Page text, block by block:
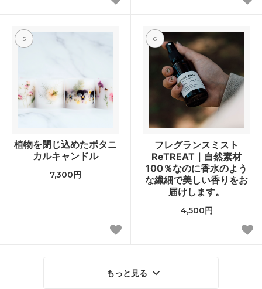
5
植物を閉じ込めたボタニ
カルキャンドル
7,300円
6
フレグランスミスト
ReTREAT｜自然素材
100％なのに香水のよう
な繊細で美しい香りをお
届けします。
4,500円
もっと見る